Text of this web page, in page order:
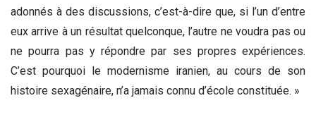
adonnés à des discussions, c’est-à-dire que, si l’un d’entre
eux arrive à un résultat quelconque, l’autre ne voudra pas ou
ne pourra pas y répondre par ses propres expériences.
C’est pourquoi le modernisme iranien, au cours de son
histoire sexagénaire, n’a jamais connu d’école constituée. »